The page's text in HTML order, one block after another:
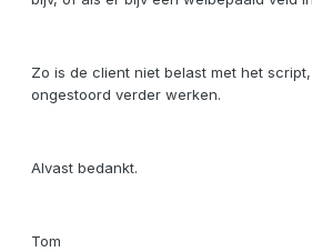
Zo is de client niet belast met het
ongestoord verder werken.
Alvast bedankt.
Tom